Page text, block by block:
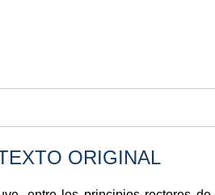
ORIGINAL